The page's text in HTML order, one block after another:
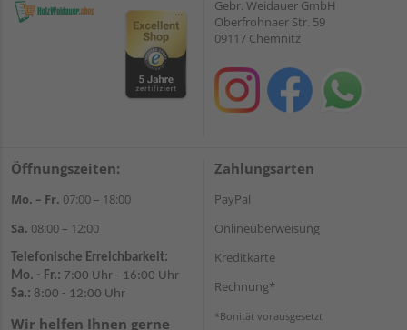
Gebr. Weidauer GmbH
Oberfrohnaer Str. 59
09117 Chemnitz
Öffnungszeiten:
Mo. – Fr. 07:00 – 18:00
Sa. 08:00 – 12:00
Telefonische Erreichbarkeit:
Mo. - Fr.: 7:00 Uhr - 16:00 Uhr
Sa.: 8:00 - 12:00 Uhr
Wir helfen Ihnen gerne
Zahlungsarten
PayPal
Onlineüberweisung
Kreditkarte
Rechnung*
*Bonität vorausgesetzt